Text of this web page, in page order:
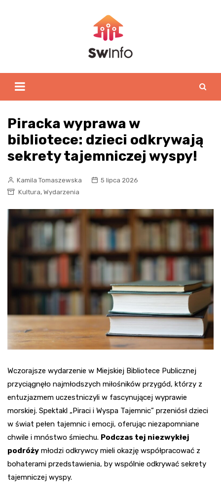
Piracka wyprawa w
bibliotece: dzieci odkrywają
sekrety tajemniczej wyspy!
Kamila Tomaszewska
5 lipca 2026
Kultura, Wydarzenia
Wczorajsze wydarzenie w Miejskiej Bibliotece Publicznej
przyciągnęło najmłodszych miłośników przygód, którzy z
entuzjazmem uczestniczyli w fascynującej wyprawie
morskiej. Spektakl „Piraci i Wyspa Tajemnic” przeniósł dzieci
w świat pełen tajemnic i emocji, oferując niezapomniane
chwile i mnóstwo śmiechu. Podczas tej niezwykłej
podróży młodzi odkrywcy mieli okazję współpracować z
bohaterami przedstawienia, by wspólnie odkrywać sekrety
tajemniczej wyspy.